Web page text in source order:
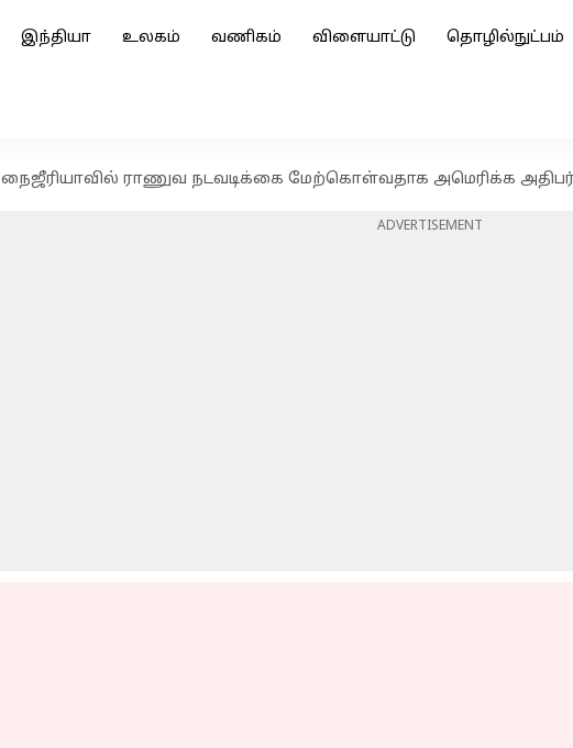
இந்தியா உலகம் வணிகம் விளையாட்டு தொழில்நுட்பம்
நைஜீரியாவில் ராணுவ நடவடிக்கை மேற்கொள்வதாக அமெரிக்க
ADVERTISEMENT